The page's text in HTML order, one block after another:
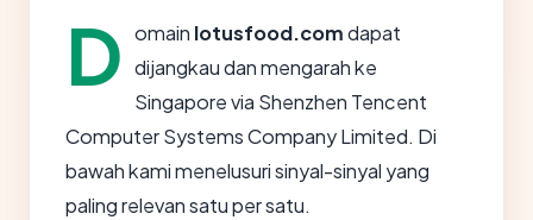
D omain lotusfood.comdapat
dijangkau dan mengarah ke
Singapore via Shenzhen Tencent
Computer Systems Company Limited. Di
bawah kami menelusuri sinyal-sinyal yang
paling relevan satu per satu.